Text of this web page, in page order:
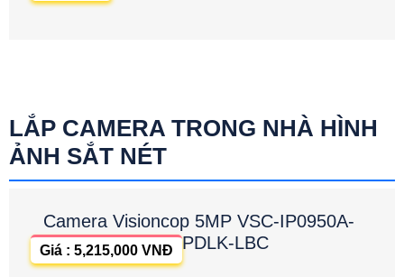
LẮP CAMERA TRONG NHÀ HÌNH
ẢNH SẮT NÉT
Camera Visioncop 5MP VSC-IP0950A-
PDLK-LBC
Giá : 5,215,000 VNĐ